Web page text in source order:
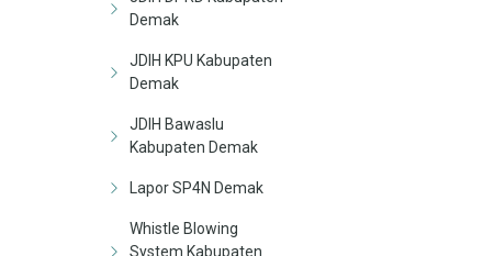
Demak
JDIH KPU Kabupaten
Demak
JDIH Bawaslu
Kabupaten Demak
Lapor SP4N Demak
Whistle Blowing
System Kabupaten